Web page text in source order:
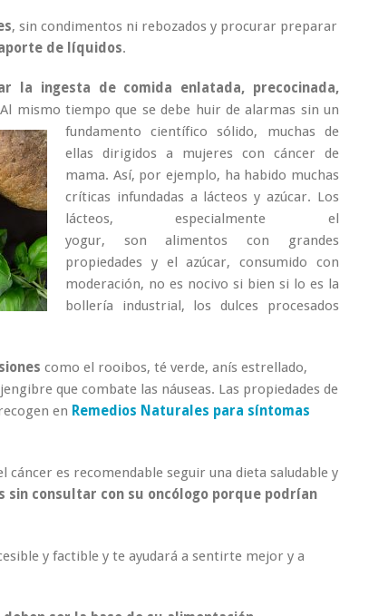
, sin condimentos ni rebozados y procurar preparar
de líquidos.
la ingesta de comida enlatada, precocinada,
mismo tiempo que se debe huir de alarmas sin un
fundamento científico sólido, muchas de
ellas dirigidos a mujeres con cáncer de
mama. Así, por ejemplo, ha habido muchas
críticas infundadas a lácteos y azúcar. Los
lácteos, especialmente el
yogur, son alimentos con grandes
propiedades y el azúcar, consumido con
moderación, no es nocivo si bien si lo es la
bollería industrial, los dulces procesados
como el rooibos, té verde, anís estrellado,
que combate las náuseas. Las propiedades de
en Remedios Naturales para síntomas
es recomendable seguir una dieta saludable y
sin consultar con su oncólogo porque podrían
y factible y te ayudará a sentirte mejor y a